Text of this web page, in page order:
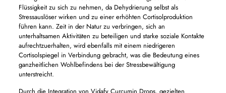
Flüssigkeit zu sich zu nehmen, da Dehydrierung selbst als
Stressauslöser wirken und zu einer erhöhten Cortisolproduktion
führen kann. Zeit in der Natur zu verbringen, sich an
unterhaltsamen Aktivitäten zu beteiligen und starke soziale Kontakte
aufrechtzuerhalten, wird ebenfalls mit einem niedrigeren
Cortisolspiegel in Verbindung gebracht, was die Bedeutung eines
ganzheitlichen Wohlbefindens bei der Stressbewältigung
unterstreicht.